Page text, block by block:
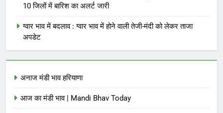
10 जिलों में बारिश का अलर्ट जारी
ग्वार भाव में बदलाव : ग्वार भाव में होने वाली तेजी-मंदी को लेकर ताजा
अपडेट
अनाज मंडी भाव हरियाणा
आज का मंडी भाव | Mandi Bhav Today